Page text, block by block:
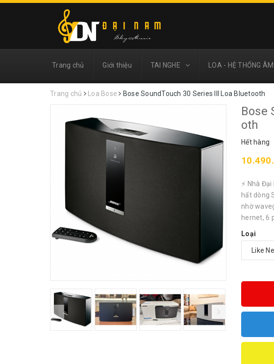
Trang chủ Giới thiệu TAI NGHE LOA - HỆ THỐNG
Trang chủ Loa Bose Bose SoundTouch 30 Series III Loa Bluetooth
Bose
oth
Hết hàng
⚡ Nhà
hất dòng
nhờ
hernet, 6
Loại